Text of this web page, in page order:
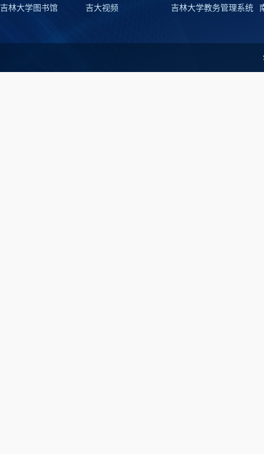
吉林大学图书馆
吉大视频 吉林大学教务管理系统